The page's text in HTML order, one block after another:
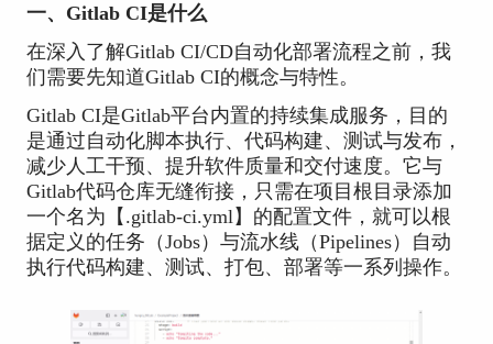
一、Gitlab CI是什么
在深入了解Gitlab CI/CD自动化部署流程之前，我
们需要先知道Gitlab CI的概念与特性。
Gitlab CI是Gitlab平台内置的持续集成服务，目的
是通过自动化脚本执行、代码构建、测试与发布，
减少人工干预、提升软件质量和交付速度。它与
Gitlab代码仓库无缝衔接，只需在项目根目录添加
一个名为【.gitlab-ci.yml】的配置文件，就可以根
据定义的任务（Jobs）与流水线（Pipelines）自动
执行代码构建、测试、打包、部署等一系列操作。